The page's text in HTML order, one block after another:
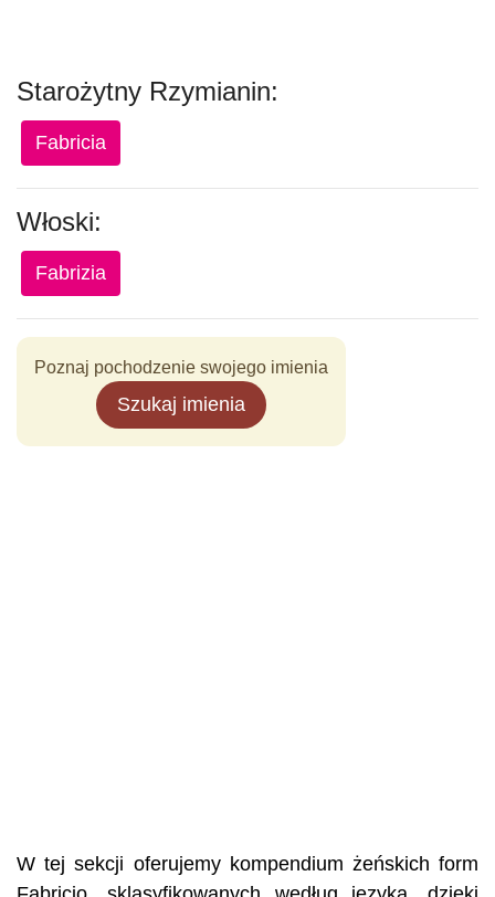
Starożytny Rzymianin:
Fabricia
Włoski:
Fabrizia
Poznaj pochodzenie swojego imienia
Szukaj imienia
W tej sekcji oferujemy kompendium żeńskich form